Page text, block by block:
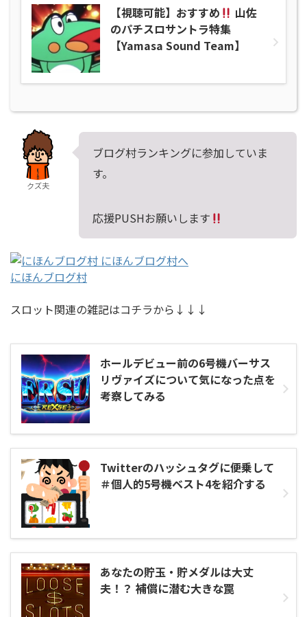
【視聴可能】おすすめ
山佐
のパチスロサントラ特集
【Yamasa Sound Team】
クズ夫
ブログ村ランキングに参加していま
す。
応援PUSHお願いします
にほんブログ村
スロット関連の雑記はコチラから↓↓↓
ホールデビュー前の6号機バーサス
リヴァイズについて気になった点を
考察してみる
Twitterのハッシュタグに便乗して
＃個人的5号機ベスト4を紹介する
あなたの貯玉・貯メダルは大丈
夫！？ 補償に潜む大きな罠